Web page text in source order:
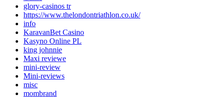
glory-casinos tr
https://www.thelondontriathlon.co.uk/
info
KaravanBet Casino
Kasyno Online PL
king johnnie
Maxi reviewe
mini-review
Mini-reviews
misc
mombrand